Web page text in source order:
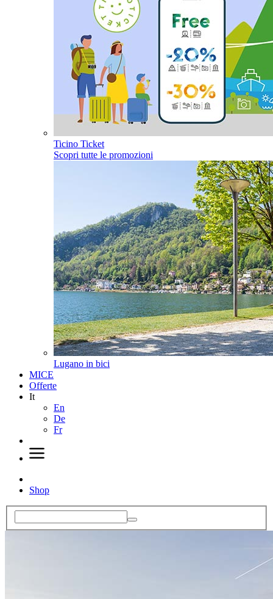
Ticino Ticket
Scopri tutte le promozioni
Lugano in bici
MICE
Offerte
It
En
De
Fr
Shop